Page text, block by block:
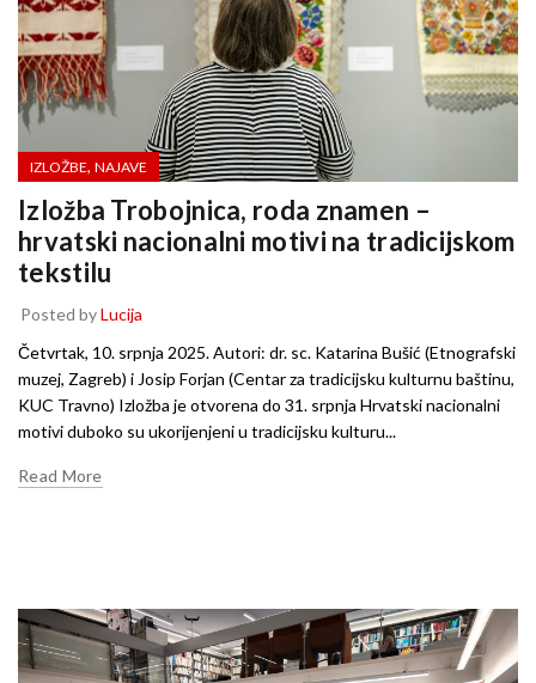
IZLOŽBE, NAJAVE
Izložba Trobojnica, roda znamen –
hrvatski nacionalni motivi na tradicijskom
tekstilu
Posted byLucija
Četvrtak, 10. srpnja 2025. Autori: dr. sc. Katarina Bušić (Etnografski
muzej, Zagreb) i Josip Forjan (Centar za tradicijsku kulturnu baštinu,
KUC Travno) Izložba je otvorena do 31. srpnja Hrvatski nacionalni
motivi duboko su ukorijenjeni u tradicijsku kulturu...
Read More